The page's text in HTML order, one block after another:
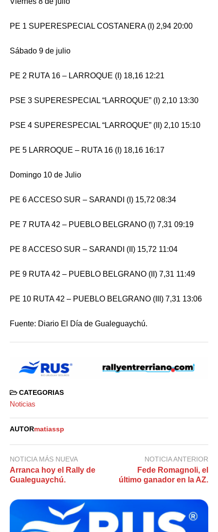
PE 1 SUPERESPECIAL COSTANERA (I) 2,94 20:00
Sábado 9 de julio
PE 2 RUTA 16 – LARROQUE (I) 18,16 12:21
PSE 3 SUPERESPECIAL “LARROQUE” (I) 2,10 13:30
PSE 4 SUPERESPECIAL “LARROQUE” (II) 2,10 15:10
PE 5 LARROQUE – RUTA 16 (I) 18,16 16:17
Domingo 10 de Julio
PE 6 ACCESO SUR – SARANDI (I) 15,72 08:34
PE 7 RUTA 42 – PUEBLO BELGRANO (I) 7,31 09:19
PE 8 ACCESO SUR – SARANDI (II) 15,72 11:04
PE 9 RUTA 42 – PUEBLO BELGRANO (II) 7,31 11:49
PE 10 RUTA 42 – PUEBLO BELGRANO (III) 7,31 13:06
Fuente: Diario El Día de Gualeguaychú.
CATEGORIAS
Noticias
AUTORmatiassp
NOTICIA MÁS NUEVA
Arranca hoy el Rally de
Gualeguaychú.
NOTICIA ANTERIOR
Fede Romagnoli, el
último ganador en la AZ.